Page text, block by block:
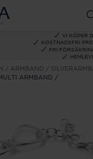
VI KÖPER
KOSTNADSFRI
FRI
ARMBAND
ARMBAND